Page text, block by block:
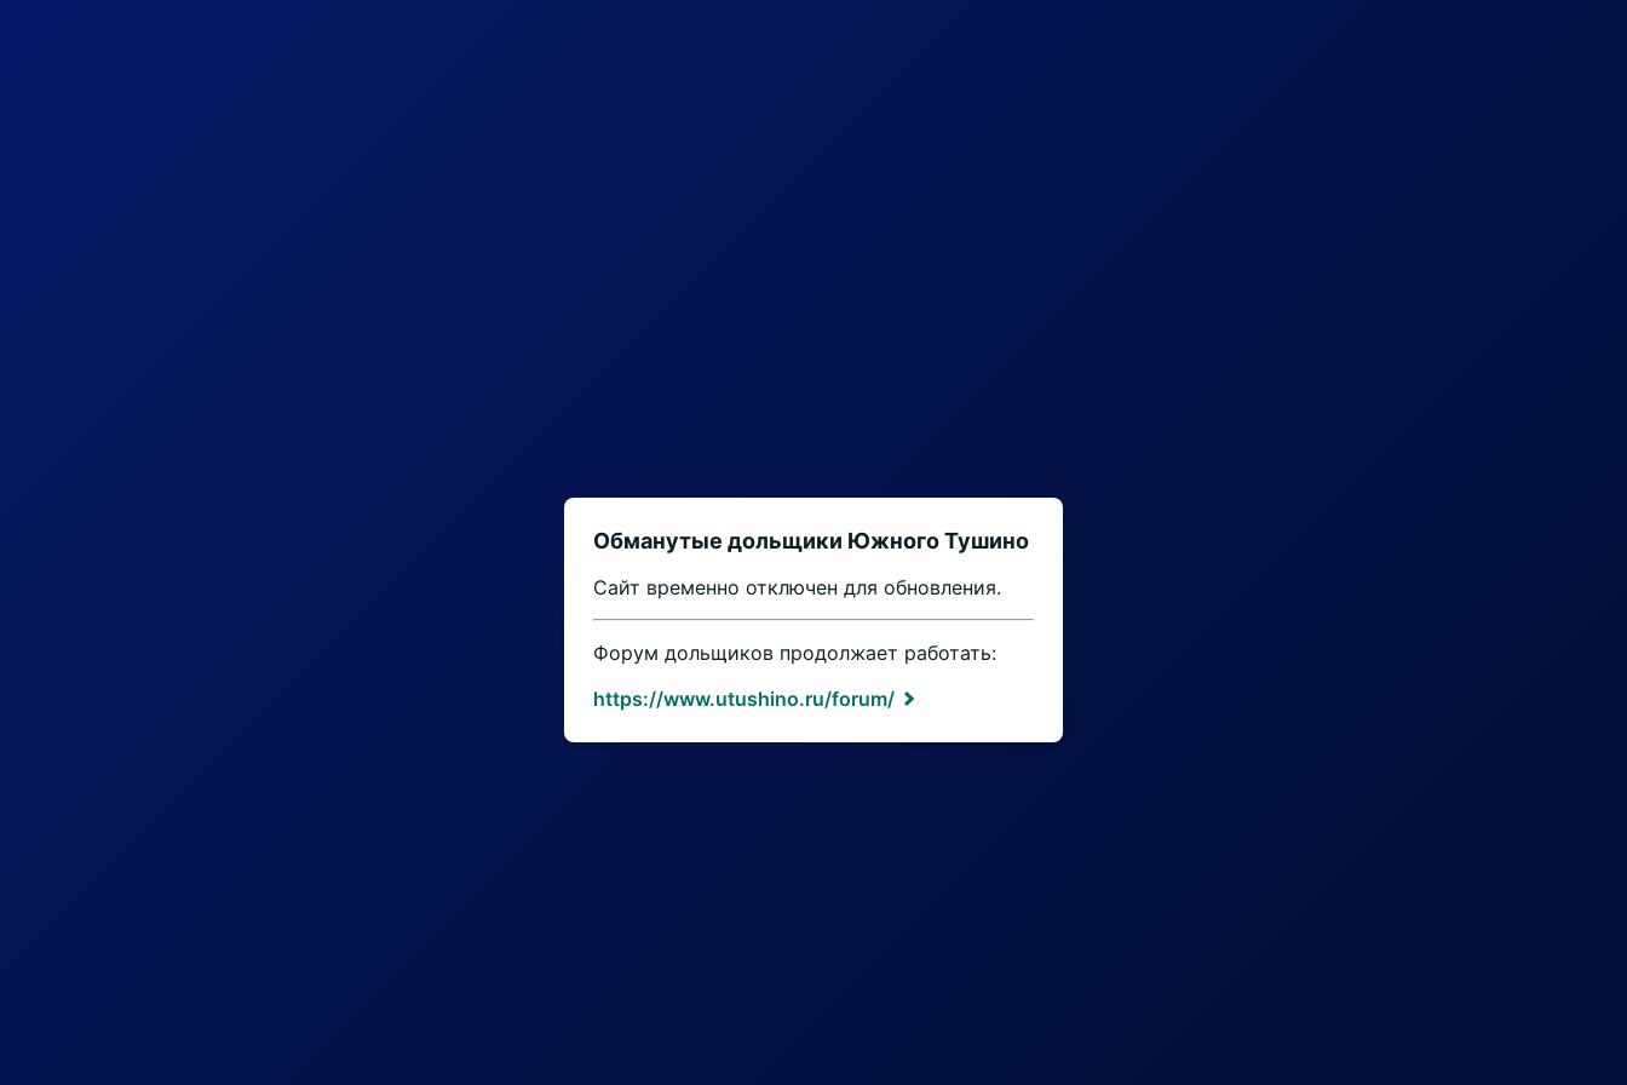
Обманутые дольщики Южного Тушино
Сайт временно отключен для обновления.
Форум дольщиков продолжает работать:
https://www.utushino.ru/forum/